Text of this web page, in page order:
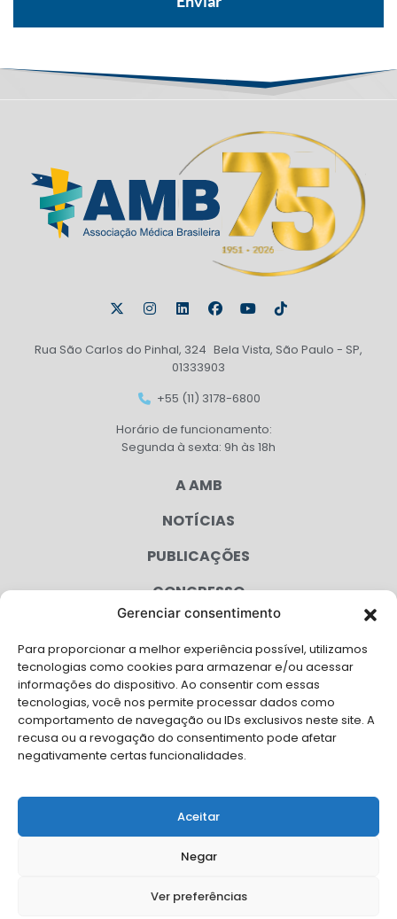
Gerenciar consentimento
Para proporcionar a melhor experiência possível, utilizamos
tecnologias como cookies para armazenar e/ou acessar
informações do dispositivo. Ao consentir com essas
tecnologias, você nos permite processar dados como
comportamento de navegação ou IDs exclusivos neste site. A
recusa ou a revogação do consentimento pode afetar
negativamente certas funcionalidades.
Aceitar
Negar
Ver preferências
Rua São Carlos do Pinhal, 324 Bela Vista, São Paulo - SP,
01333903
+55 (11) 3178-6800
Horário de funcionamento:
Segunda à sexta: 9h às 18h
A AMB
NOTÍCIAS
PUBLICAÇÕES
CONGRESSO
CAMPANHAS
SERVIÇOS
FILIADAS
FALE CONOSCO
Solicite Apoio Institucional da AMB para o seu evento